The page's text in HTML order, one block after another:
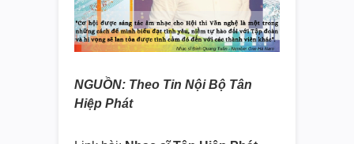
NGUỒN: Theo Tin Nội Bộ Tân
Hiệp Phát